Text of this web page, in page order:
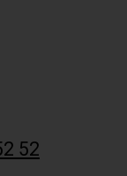
52